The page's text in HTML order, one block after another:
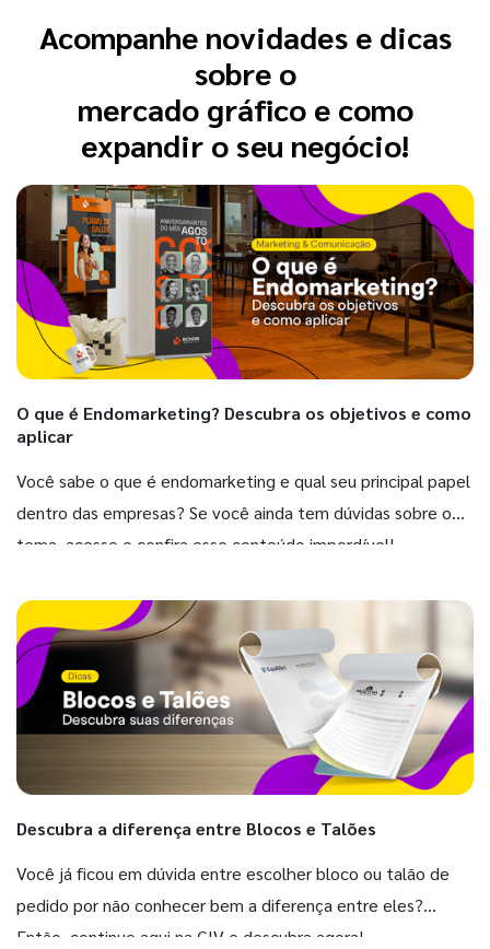
Acompanhe novidades e dicas
sobre o
mercado gráfico e como
expandir o seu negócio!
O que é Endomarketing? Descubra os objetivos e como
aplicar
Você sabe o que é endomarketing e qual seu principal papel
dentro das empresas? Se você ainda tem dúvidas sobre o
tema, acesse e confira esse conteúdo imperdível!
Descubra a diferença entre Blocos e Talões
Você já ficou em dúvida entre escolher bloco ou talão de
pedido por não conhecer bem a diferença entre eles?
Então, continue aqui na GIV e descubra agora!